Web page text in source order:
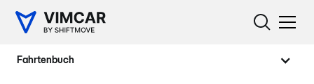
Fahrtenbuch